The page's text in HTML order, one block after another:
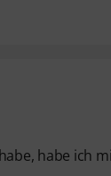
habe ich